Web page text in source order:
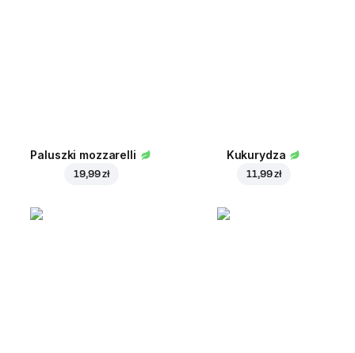
Paluszki mozzarelli
19,99 zł
Kukurydza
11,99 zł